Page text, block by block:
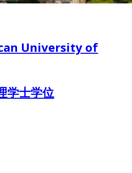
University of
学士学位